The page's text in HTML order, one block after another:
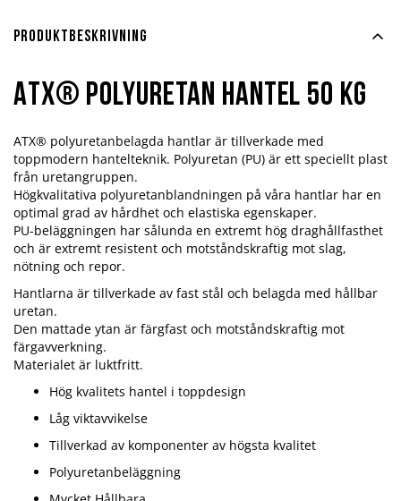
Produktbeskrivning
ATX® Polyuretan hantel 50 kg
ATX® polyuretanbelagda hantlar är tillverkade med
toppmodern hantelteknik. Polyuretan (PU) är ett speciellt plast
från uretangruppen.
Högkvalitativa polyuretanblandningen på våra hantlar har en
optimal grad av hårdhet och elastiska egenskaper.
PU-beläggningen har sålunda en extremt hög draghållfasthet
och är extremt resistent och motståndskraftig mot slag,
nötning och repor.
Hantlarna är tillverkade av fast stål och belagda med hållbar
uretan.
Den mattade ytan är färgfast och motståndskraftig mot
färgavverkning.
Materialet är luktfritt.
Hög kvalitets hantel i toppdesign
Låg viktavvikelse
Tillverkad av komponenter av högsta kvalitet
Polyuretanbeläggning